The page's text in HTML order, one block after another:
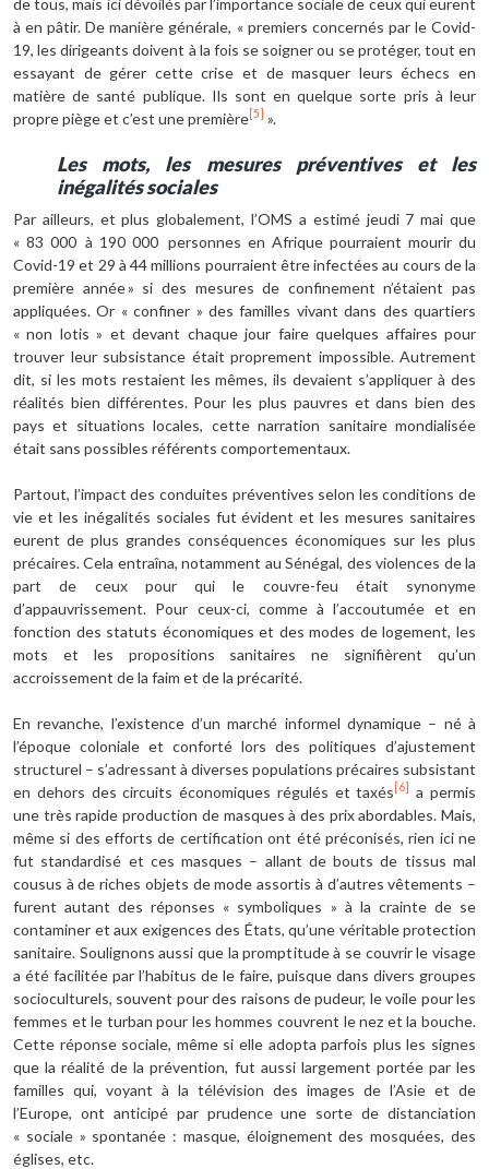
à en pâtir. De manière générale, « premiers concernés par le Covid-
19, les dirigeants doivent à la fois se soigner ou se protéger, tout en
essayant de gérer cette crise et de masquer leurs échecs en
matière de santé publique. Ils sont en quelque sorte pris à leur
propre piège et c’est une première [5] ».
Les mots, les mesures préventives et les
inégalités sociales
Par ailleurs, et plus globalement, l’OMS a estimé jeudi 7 mai que
« 83 000 à 190 000 personnes en Afrique pourraient mourir du
Covid-19 et 29 à 44 millions pourraient être infectées au cours de la
première année » si des mesures de confinement n’étaient pas
appliquées. Or « confiner » des familles vivant dans des quartiers
« non lotis » et devant chaque jour faire quelques affaires pour
trouver leur subsistance était proprement impossible. Autrement
dit, si les mots restaient les mêmes, ils devaient s’appliquer à des
réalités bien différentes. Pour les plus pauvres et dans bien des
pays et situations locales, cette narration sanitaire mondialisée
était sans possibles référents comportementaux.
Partout, l’impact des conduites préventives selon les conditions de
vie et les inégalités sociales fut évident et les mesures sanitaires
eurent de plus grandes conséquences économiques sur les plus
précaires. Cela entraîna, notamment au Sénégal, des violences de la
part de ceux pour qui le couvre-feu était synonyme
d’appauvrissement. Pour ceux-ci, comme à l’accoutumée et en
fonction des statuts économiques et des modes de logement, les
mots et les propositions sanitaires ne signifièrent qu’un
accroissement de la faim et de la précarité.
En revanche, l’existence d’un marché informel dynamique – né à
l’époque coloniale et conforté lors des politiques d’ajustement
structurel – s’adressant à diverses populations précaires subsistant
en dehors des circuits économiques régulés et taxés [6]
a permis
une très rapide production de masques à des prix abordables. Mais,
même si des efforts de certification ont été préconisés, rien ici ne
fut standardisé et ces masques – allant de bouts de tissus mal
cousus à de riches objets de mode assortis à d’autres vêtements –
furent autant des réponses « symboliques » à la crainte de se
contaminer et aux exigences des États, qu’une véritable protection
sanitaire. Soulignons aussi que la promptitude à se couvrir le visage
a été facilitée par l’habitus de le faire, puisque dans divers groupes
socioculturels, souvent pour des raisons de pudeur, le voile pour les
femmes et le turban pour les hommes couvrent le nez et la bouche.
Cette réponse sociale, même si elle adopta parfois plus les signes
que la réalité de la prévention, fut aussi largement portée par les
familles qui, voyant à la télévision des images de l’Asie et de
l’Europe, ont anticipé par prudence une sorte de distanciation
« sociale » spontanée : masque, éloignement des mosquées, des
églises, etc.